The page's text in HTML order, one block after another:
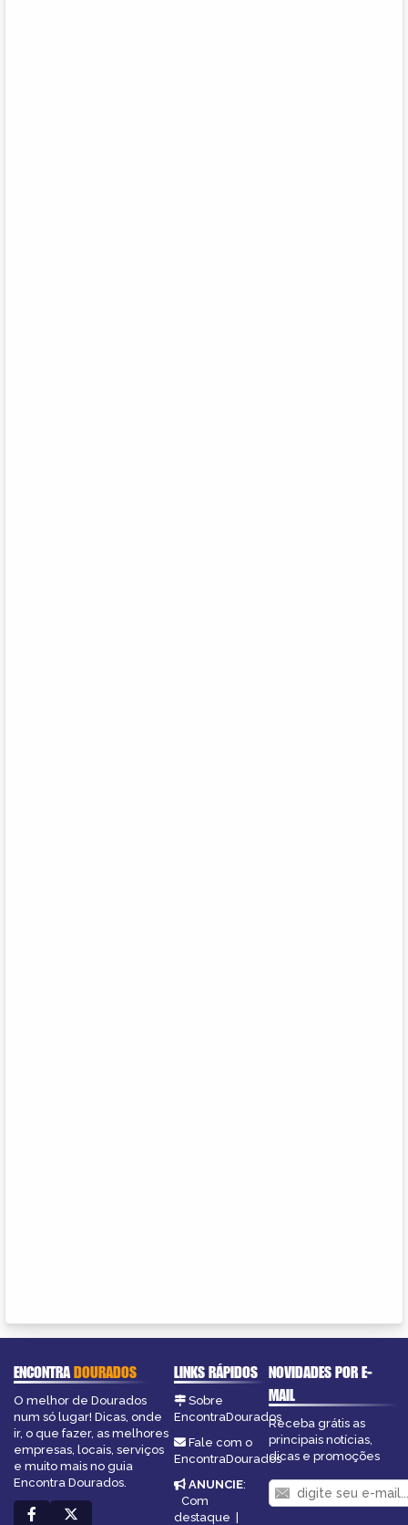
ENCONTRADOURADOS
O melhor de Dourados
num só lugar! Dicas, onde
ir, o que fazer, as melhores
empresas, locais, serviços
e muito mais no guia
Encontra Dourados.
LINKS RÁPIDOS
Sobre
EncontraDourados
Fale com o
EncontraDourados
ANUNCIE:
Com
destaque |
NOVIDADES POR E-
MAIL
Receba grátis as
principais notícias,
dicas e promoções